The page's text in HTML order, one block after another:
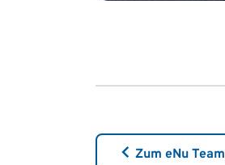
Zum eNu Team